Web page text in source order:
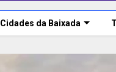
Cidades da Baixada